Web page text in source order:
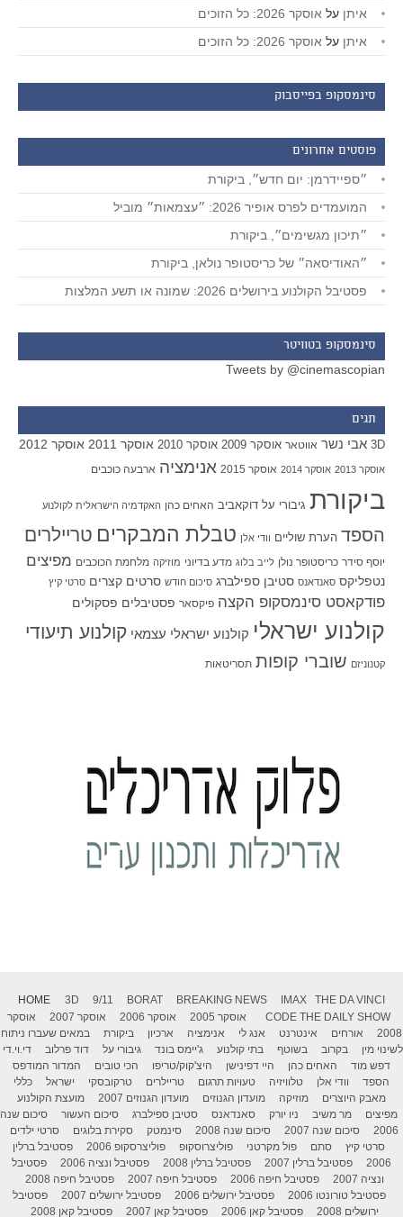
איתן על אוסקר 2026: כל הזוכים
איתן על אוסקר 2026: כל הזוכים
סינמסקופ בפייסבוק
פוסטים אחרונים
״ספיידרמן: יום חדש״, ביקורת
המועמדים לפרס אופיר 2026: ״עצמאות״ מוביל
״תיכון מגשימים״, ביקורת
״האודיסאה״ של כריסטופר נולאן, ביקורת
פסטיבל הקולנוע בירושלים 2026: שמונה או תשע המלצות
סינמסקופ בטוויטר
Tweets by @cinemascopian
תגים
3D אבי נשר אווטאר אוסקר 2009 אוסקר 2010 אוסקר 2011 אוסקר 2012
אוסקר 2013 אוסקר 2014 אוסקר 2015 אנימציה ארבעה כוכבים
ביקורת גיבורי על דוקאביב האחים כהן האקדמיה הישראלית לקולנוע
הספד הערת שוליים וודי אלן טבלת המבקרים טריילרים
יוסף סידר כריסטופר נולן לייב בלוג מדע בדיוני מוזיקה מלחמת הכוכבים מפיצים
נטפליקס סאנדאנס סטיבן ספילברג סיכום חודש סרטים קצרים סרטי קיץ
פודקאסט סינמסקופ הקצה פיקסאר פסטיבלים פסקולים
קולנוע ישראלי קולנוע ישראלי עצמאי קולנוע תיעודי
קטנוניזם שוברי קופות תסריטאות
HOME 3D 9/11 BORAT BREAKING NEWS IMAX
THE DA VINCI
CODE THE DAILY SHOW אוסקר 2005 אוסקר 2006 אוסקר 2007
אוסקר
2008
אורחים אינטרנט אנג לי אנימציה ארכיון ביקורת
במאים שעברו ניתוח
לשינוי מין
בקרוב בשוטף בתי קולנוע ג'יימס בונד גיבורי על דוד פרלוב
די.וי.די
דפש מוד
האחים כהן היי דפינישן היצ'קוק/טריפו הכי טובים
המדור המודפס
הספד
וודי אלן טלוויזיה טעויות תרגום טריילרים טרקובסקי ישראל
כללי
מאבק היוצרים
מוזיקה מועדון הגנוזים מועדון הגנוזים 2007
מועצת הקולנוע
מפיצים
מר משיב ניו יורק סאנדאנס סטיבן ספילברג סיכום העשור
סיכום שנה
2006
סיכום שנה 2007 סיכום שנה 2008 סינמטק סקירת בלוגים
סרטי ילדים
סרטי קיץ
סתם פול מקרטני פוליצרוסקופ פוליצרסקופ 2006
פסטיבל ברלין
2006
פסטיבל ברלין 2007 פסטיבל ברלין 2008 פסטיבל ונציה 2006
פסטיבל
ונציה 2007
פסטיבל חיפה 2006 פסטיבל חיפה 2007
פסטיבל חיפה 2008
פסטיבל טורונטו 2006
פסטיבל ירושלים 2006 פסטיבל ירושלים 2007
פסטיבל
ירושלים 2008
פסטיבל קאן 2006 פסטיבל קאן 2007 פסטיבל קאן 2008